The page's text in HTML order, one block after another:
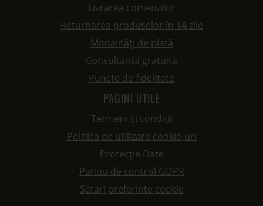
Livrarea comenzilor
Returnarea produselor în 14 zile
Modalități de plată
Consultanță gratuită
Puncte de fidelitate
PAGINI UTILE
Termeni și condiții
Politica de utilizare cookie-uri
Protecție Date
Panou de control GDPR
Setari preferinte cookie